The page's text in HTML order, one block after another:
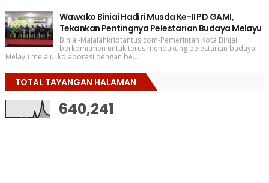
Wawako Biniai Hadiri Musda Ke-II PD GAMI,
Tekankan Pentingnya Pelestarian Budaya Melayu
Binjai-Majalahkriptantus.com-Pemerintah Kota Binjai
berkomitmen untuk terus mendukung pelestarian budaya
Melayu melalui kolaborasi dengan be...
TOTAL TAYANGAN HALAMAN
640,241